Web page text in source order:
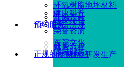
环氧树脂地坪材料
荣誉资质
健康科普
清风杏林
医院文化
就医须知
就医流程
政策法规
信息公示
预约服务
地坪材料研发生产
正规的网赌网站